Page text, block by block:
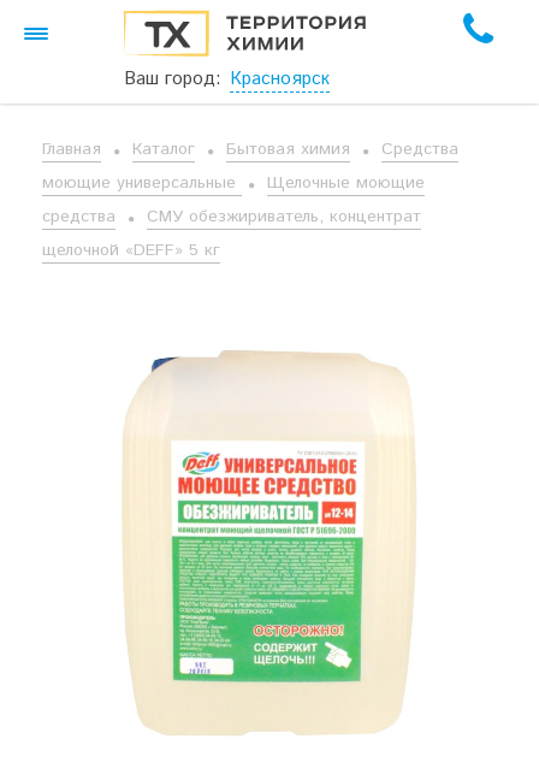
Ваш город: Красноярск
Главная Каталог Бытовая химия
Средства
моющие универсальные
Щелочные моющие
средства
СМУ обезжириватель, концентрат
щелочной «DEFF» 5 кг